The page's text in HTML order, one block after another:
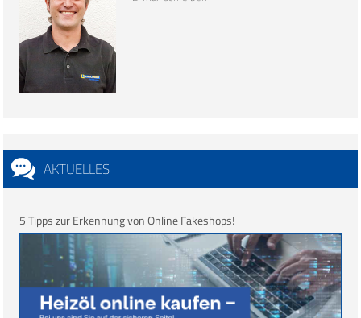
AKTUELLES
5 Tipps zur Erkennung von Online Fakeshops!